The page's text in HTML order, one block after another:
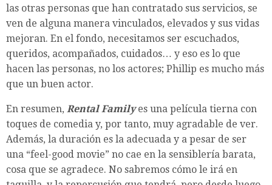
las otras personas que han contratado sus servicios, se
ven de alguna manera vinculados, elevados y sus vidas
mejoran. En el fondo, necesitamos ser escuchados,
queridos, acompañados, cuidados… y eso es lo que
hacen las personas, no los actores; Phillip es mucho más
que un buen actor.
En resumen, Rental Familyes una película tierna con
toques de comedia y, por tanto, muy agradable de ver.
Además, la duración es la adecuada y a pesar de ser
una “feel-good movie” no cae en la sensiblería barata,
cosa que se agradece. No sabremos cómo le irá en